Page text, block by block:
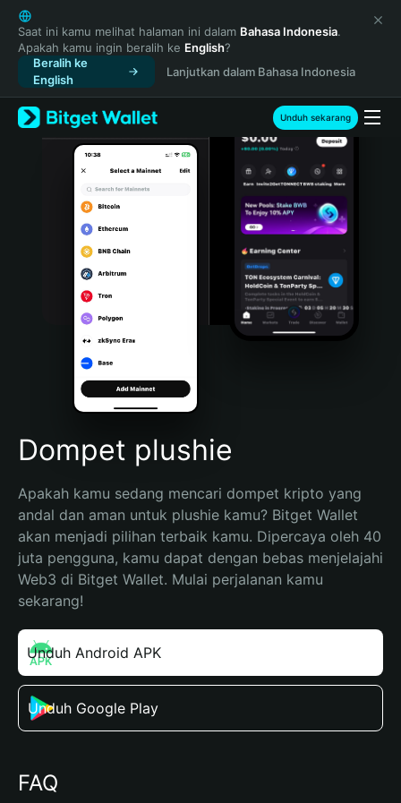
English
日本語
Tiếng Việt
Русский
Español (Latinoamérica)
Türkçe
Italiano
Português (Portugal)
Bahasa Indonesia
Português (Brasil)
Español (Argentina)
Saat ini kamu melihat halaman ini dalam Bahasa Indonesia.
Apakah kamu ingin beralih ke English?
Beralih ke
English
Lanjutkan dalam Bahasa Indonesia
Unduh sekarang
Dompet plushie
Apakah kamu sedang mencari dompet kripto yang
andal dan aman untuk plushie kamu? Bitget Wallet
akan menjadi pilihan terbaik kamu. Dipercaya oleh 40
juta pengguna, kamu dapat dengan bebas menjelajahi
Web3 di Bitget Wallet. Mulai perjalanan kamu
sekarang!
Unduh Android APK
Unduh Google Play
FAQ